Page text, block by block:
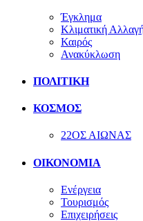
Έγκλημα
Κλιματική
Καιρός
Ανακύκλωση
ΠΟΛΙΤΙΚΗ
ΚΟΣΜΟΣ
22ΟΣ ΑΙΩΝΑΣ
ΟΙΚΟΝΟΜΙΑ
Ενέργεια
Τουρισμός
Επιχειρήσεις